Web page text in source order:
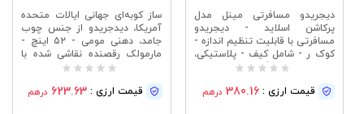
دیجریدو مسافرتی مینل مدل
پرکاشن اسلاید - دیجریدو
مسافرتی با قابلیت تنظیم اندازه -
کوک ر - شامل کیف - پلاستیکی،
چند رنگ (TSDDG2-BK)
قیمت ارزی : 380.16 درهم
ساز کوبه‌ای جهانی ایالات متحده
آمریکا، دیدجریدو از جنس چوب
جامد، دهنی مومی - ۵۲ اینچ -
مارمولک رقصنده نقاشی شده با
دست - کلید CE
قیمت ارزی : 623.63 درهم